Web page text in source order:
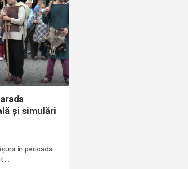
și simulări
în perioada